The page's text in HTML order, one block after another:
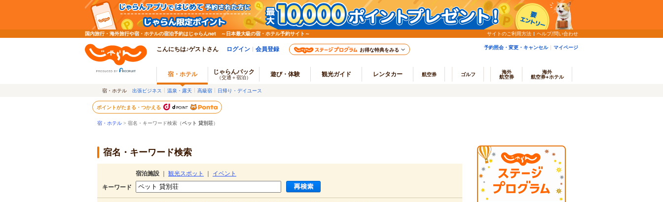
国内旅行・海外旅行や宿・ホテルの宿泊予約はじゃらんnet ～日本最大級の宿・ホテル予約サイト～ サイトのご利用方法 ヘルプ/問い合わせ
こんにちは♪ゲストさん ログイン 会員登録 お得な特典をみる 予約照会・変更・キャンセル マイページ
宿・ホテル じゃらんパック
（交通＋宿泊） 遊び・体験 観光ガイド レンタカー 航空券 ゴルフ
海外
航空券
海外
航空券+ホテル
宿・ホテル 出張ビジネス 温泉・露天 高級宿 日帰り・デイユース
ポイントがたまる・つかえる
宿・ホテル > 宿名・キーワード検索（ペット 貸別荘）
宿名・キーワード検索
宿泊施設 観光スポット
イベント
キーワード